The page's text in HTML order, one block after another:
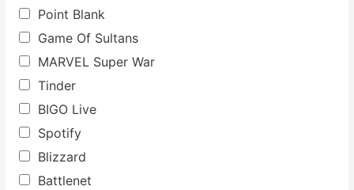
Point Blank
Game Of Sultans
MARVEL Super War
Tinder
BIGO Live
Spotify
Blizzard
Battlenet